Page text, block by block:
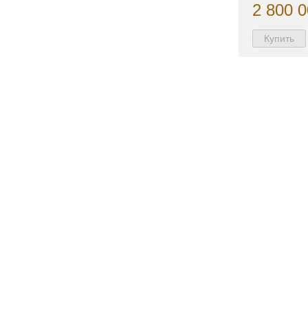
2 800